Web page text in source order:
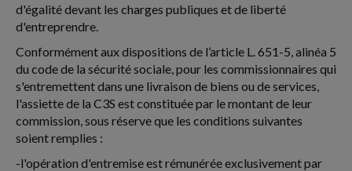
d'égalité devant les charges publiques et de liberté
d'entreprendre.
Conformément aux dispositions de l’article L. 651-5, alinéa 5
du code de la sécurité sociale, pour les commissionnaires qui
s'entremettent dans une livraison de biens ou de services,
l'assiette de la C3S est constituée par le montant de leur
commission, sous réserve que les conditions suivantes
soient remplies :
-l'opération d'entremise est rémunérée exclusivement par